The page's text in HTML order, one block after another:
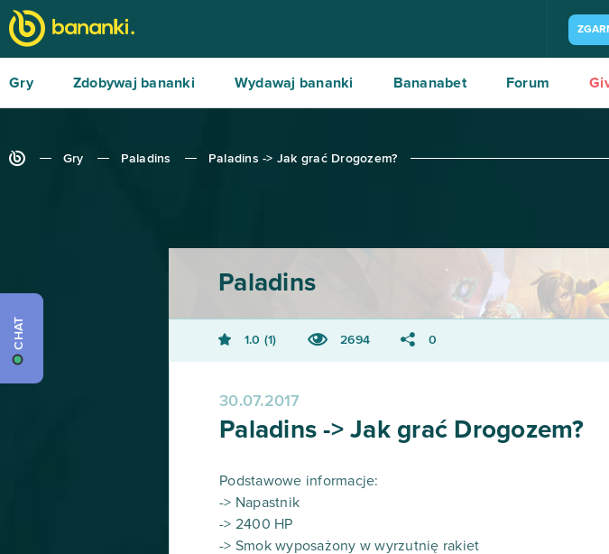
Gry Zdobywaj bananki Wydawaj bananki Bananabet Forum
Gry Paladins Paladins -> Jak grać Drogozem?
Paladins
1.0 1 2694 0
30.07.2017
Paladins -> Jak grać Drogozem?
Podstawowe informacje:
-> Napastnik
-> 2400 HP
-> Smok wyposażony w wyrzutnię rakiet
CHAT